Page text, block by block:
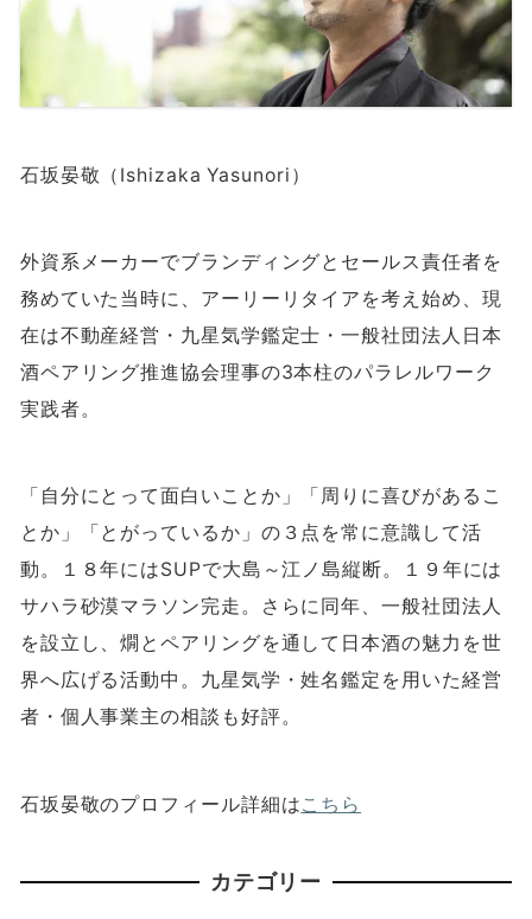
石坂晏敬（Ishizaka Yasunori）
外資系メーカーでブランディングとセールス責任者を
務めていた当時に、アーリーリタイアを考え始め、現
在は不動産経営・九星気学鑑定士・一般社団法人日本
酒ペアリング推進協会理事の3本柱のパラレルワーク
実践者。
「自分にとって面白いことか」「周りに喜びがあるこ
とか」「とがっているか」の３点を常に意識して活
動。１８年にはSUPで大島～江ノ島縦断。１９年には
サハラ砂漠マラソン完走。さらに同年、一般社団法人
を設立し、燗とペアリングを通して日本酒の魅力を世
界へ広げる活動中。九星気学・姓名鑑定を用いた経営
者・個人事業主の相談も好評。
石坂晏敬のプロフィール詳細はこちら
カテゴリー